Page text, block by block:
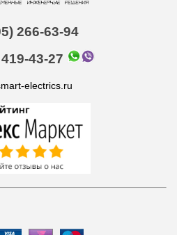
266-63-94
43-27
electrics.ru